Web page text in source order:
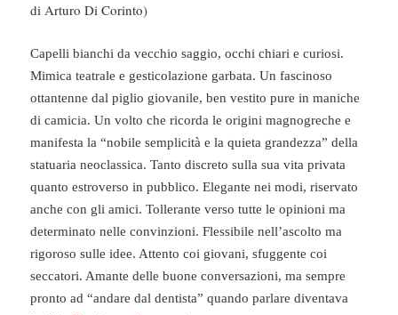
di Arturo Di Corinto)
Capelli bianchi da vecchio saggio, occhi chiari e curiosi.
Mimica teatrale e gesticolazione garbata. Un fascinoso
ottantenne dal piglio giovanile, ben vestito pure in maniche
di camicia. Un volto che ricorda le origini magnogreche e
manifesta la “nobile semplicità e la quieta grandezza” della
statuaria neoclassica. Tanto discreto sulla sua vita privata
quanto estroverso in pubblico. Elegante nei modi, riservato
anche con gli amici. Tollerante verso tutte le opinioni ma
determinato nelle convinzioni. Flessibile nell’ascolto ma
rigoroso sulle idee. Attento coi giovani, sfuggente coi
seccatori. Amante delle buone conversazioni, ma sempre
pronto ad “andare dal dentista” quando parlare diventava